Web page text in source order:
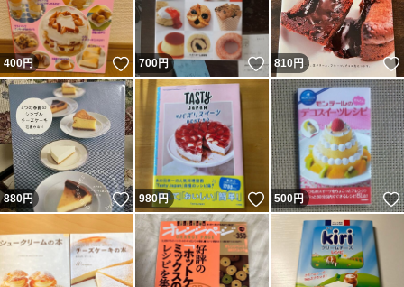
400円 いいね！
700円 いいね！
810円
880円 いいね！
980円 いいね！
500円